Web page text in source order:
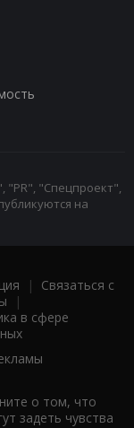
"Спецпроект",
на
| Связаться с
|
в сфере
о том, что
задеть чувства